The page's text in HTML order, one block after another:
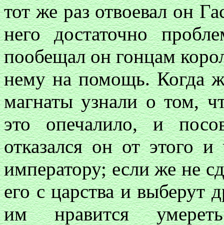
тот же раз отвоевал он
него достаточно
пообещал он гонцам
нему на помощь. Когда
магнаты узнали о том,
это опечалило, и
отказался он от этого
императору; если же не
его с царства и выберут
им нравится